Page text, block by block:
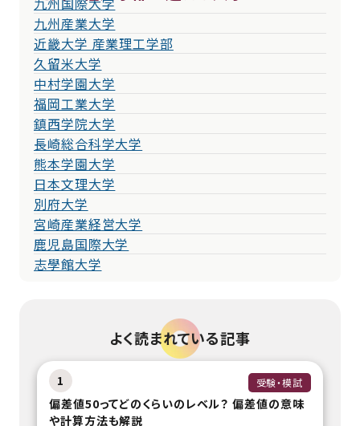
九州産業大学
近畿大学 産業理工学部
久留米大学
中村学園大学
福岡工業大学
鎮西学院大学
長崎総合科学大学
熊本学園大学
日本文理大学
別府大学
宮崎産業経営大学
鹿児島国際大学
志學館大学
よく読まれている記事
1 受験・模試
偏差値50ってどのくらいのレベル？ 偏差値の意味
や計算方法も解説